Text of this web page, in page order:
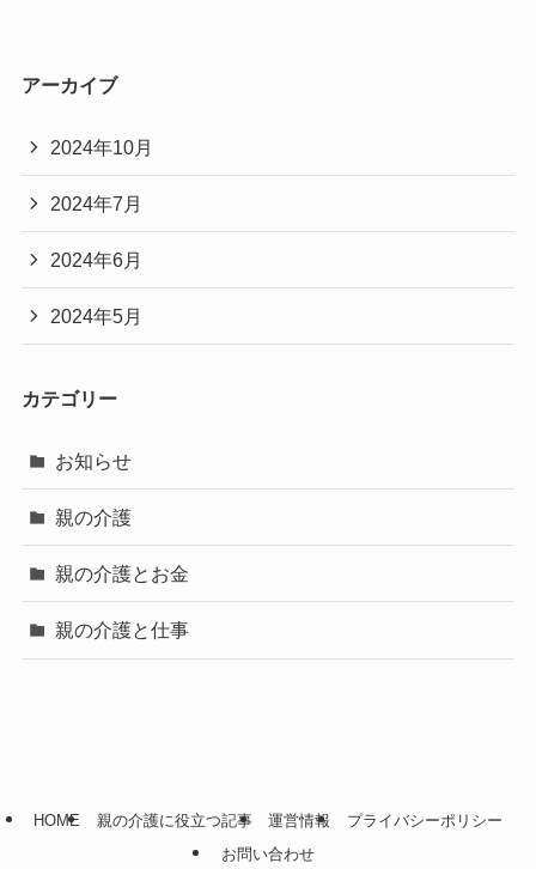
アーカイブ
2024年10月
2024年7月
2024年6月
2024年5月
カテゴリー
お知らせ
親の介護
親の介護とお金
親の介護と仕事
HOME 親の介護に役立つ記事 運営情報
プライバシーポリシー
お問い合わせ